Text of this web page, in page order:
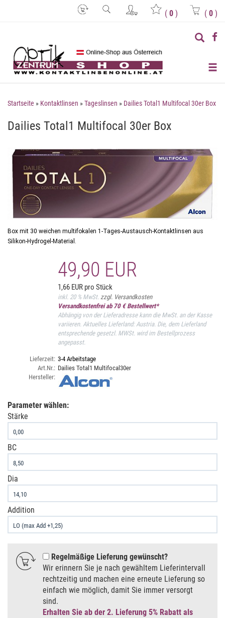
( 0 ) ( 0 )
Startseite » Kontaktlinsen »Tageslinsen » Dailies Total1 Multifocal 30er Box
Dailies Total1 Multifocal 30er Box
Box mit 30 weichen multifokalen 1-Tages-Austausch-Kontaktlinsen aus
Silikon-Hydrogel-Material.
49,90 EUR
1,66 EUR pro Stück
inkl. 20 % MwSt. zzgl. Versandkosten
Versandkostenfrei ab 70 € Bestellwert*
Abhängig von der Lieferadresse kann die MwSt. an der Kasse
variieren. Aktuelles Lieferland: Austria. Die, dem Lieferland
entsprechende gesetzl. MWSt. wird im Bestellprozess
angepasst.
Lieferzeit: 3-4 Arbeitstage
Art.Nr.: Dailies Total1 Multifocal30er
Hersteller:
Parameter wählen:
Stärke
BC
Dia
Addition
Regelmäßige Lieferung gewünscht
Wir erinnern Sie je nach gewähltem Lieferintervall
rechtzeitig und machen eine erneute Lieferung so
einfach wie möglich, damit Sie immer versorgt
sind.
Erhalten Sie ab der 2. Lieferung 5% Rabatt als